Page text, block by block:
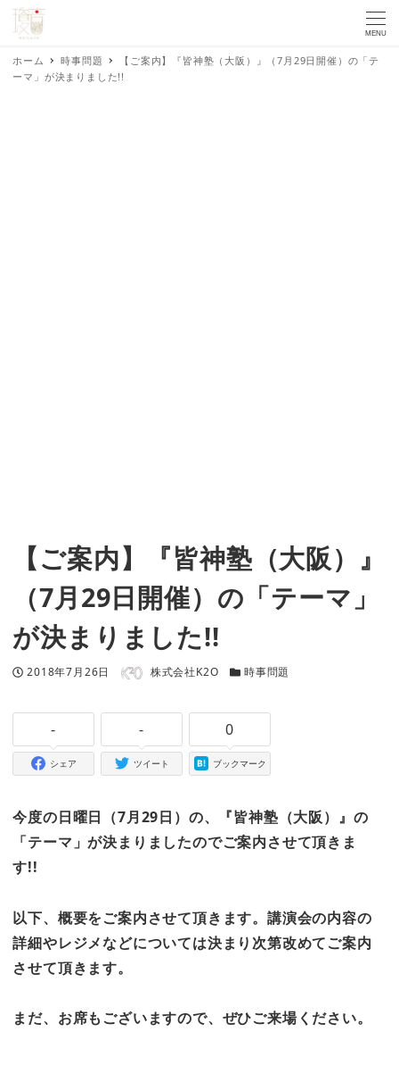
MENU
ホーム 時事問題
【ご案内】『皆神塾（大阪）』（7月29日開催）の「テ
ーマ」が決まりました!!
【ご案内】『皆神塾（大阪）』
（7月29日開催）の「テーマ」
が決まりました!!
投稿日
2018年7月26日 著者 株式会社K2O カテゴリー
時事問題
-
シェア
-
ツイート
0
ブックマーク
今度の日曜日（7月29日）の、『皆神塾（大阪）』の
「テーマ」が決まりましたのでご案内させて頂きま
す!!
以下、概要をご案内させて頂きます。講演会の内容の
詳細やレジメなどについては決まり次第改めてご案内
させて頂きます。
まだ、お席もございますので、ぜひご来場ください。